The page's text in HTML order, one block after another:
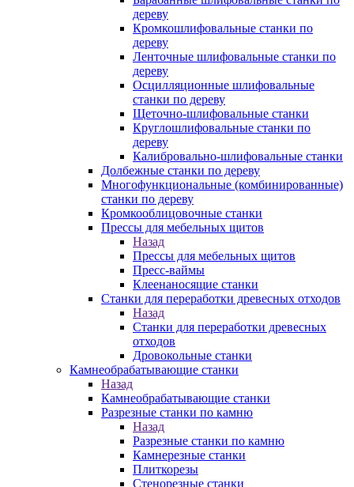
дереву
Кромкошлифовальные станки по
дереву
Ленточные шлифовальные станки по
дереву
Осцилляционные шлифовальные
станки по дереву
Щеточно-шлифовальные станки
Круглошлифовальные станки по
дереву
Калибровально-шлифовальные станки
Долбежные станки по дереву
Многофункциональные (комбинированные)
станки по дереву
Кромкооблицовочные станки
Прессы для мебельных щитов
Назад
Прессы для мебельных щитов
Пресс-ваймы
Клеенаносящие станки
Станки для переработки древесных отходов
Назад
Станки для переработки древесных
отходов
Дровокольные станки
Камнеобрабатывающие станки
Назад
Камнеобрабатывающие станки
Разрезные станки по камню
Назад
Разрезные станки по камню
Камнерезные станки
Плиткорезы
Стенорезные станки